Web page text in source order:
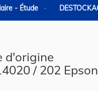
- Étude
d'origine
/ 202